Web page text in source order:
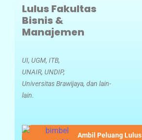
Lulus Fakultas
Bisnis &
Manajemen
UI, UGM, ITB,
UNAIR, UNDIP,
Universitas Brawijaya, dan lain-
lain.
Ambil Peluang Lulus